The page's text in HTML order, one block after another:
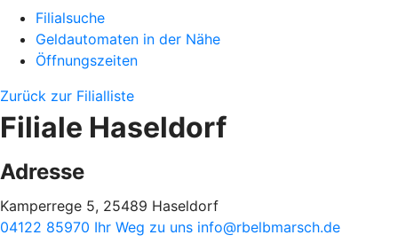
Filialsuche
Geldautomaten in der Nähe
Öffnungszeiten
Zurück zur Filialliste
Filiale Haseldorf
Adresse
Kamperrege 5, 25489 Haseldorf
04122 85970 Ihr Weg zu uns info@rbelbmarsch.de